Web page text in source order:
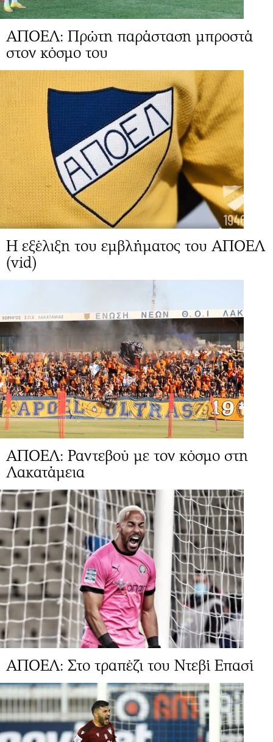
ΑΠΟΕΛ: Πρώτη παράσταση μπροστά
στον κόσμο του
Η εξέλιξη του εμβλήματος του ΑΠΟΕΛ
(vid)
ΑΠΟΕΛ: Ραντεβού με τον κόσμο στη
Λακατάμεια
ΑΠΟΕΛ: Στο τραπέζι του Ντεβί Επασί